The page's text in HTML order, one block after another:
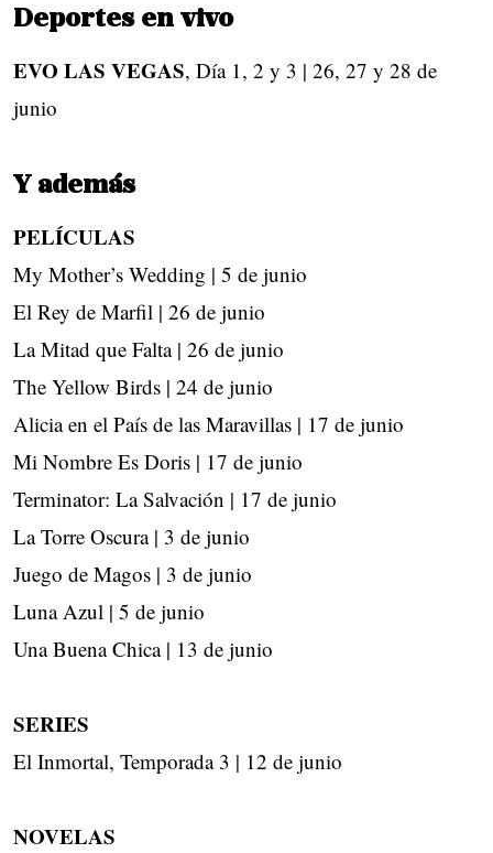
Deportes en vivo
EVO LAS VEGAS, Día 1, 2 y 3 | 26, 27 y 28 de
junio
Y además
PELÍCULAS
My Mother’s Wedding | 5 de junio
El Rey de Marfil | 26 de junio
La Mitad que Falta | 26 de junio
The Yellow Birds | 24 de junio
Alicia en el País de las Maravillas | 17 de junio
Mi Nombre Es Doris | 17 de junio
Terminator: La Salvación | 17 de junio
La Torre Oscura | 3 de junio
Juego de Magos | 3 de junio
Luna Azul | 5 de junio
Una Buena Chica | 13 de junio
SERIES
El Inmortal, Temporada 3 | 12 de junio
NOVELAS